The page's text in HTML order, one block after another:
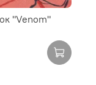
"Venom"